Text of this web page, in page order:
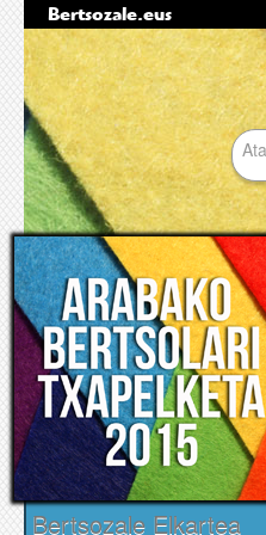
Bertsozale.eus
Edukira
salto
egin
|
Salto
egin
nabigazioara
Nabigazioa
Bertsozale Elkartea